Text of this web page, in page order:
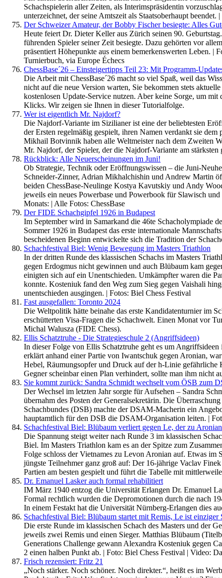
Schachspielerin aller Zeiten, als Interimspräsidentin
unterzeichnet, der seine Amtszeit als Staatsoberhaupt beendet.
Der Schweizer Amateur, der Bobby Fischer besiegte: Alles
Heute feiert Dr. Dieter Keller aus Zürich seinen 90.
führenden Spieler seiner Zeit besiegte. Dazu gehörten vor
präsentiert Höhepunkte aus einem bemerkenswerten Leben.
Turnierbuch, via Europe Échecs
ChessBase´26 – Einsteigertipps Teil 23: Mit Programm-
Die Arbeit mit ChessBase´26 macht so viel Spaß, weil das
nicht auf die neue Version warten, Sie bekommen stets
kostenlosen Update-Service nutzen. Aber keine Sorge, um
Klicks. Wir zeigen sie Ihnen in dieser Tutorialfolge.
Wer ist eigentlich Mr. Najdorf?
Die Najdorf-Variante im Sizilianer ist eine der beliebtesten
der Ersten regelmäßig gespielt, ihren Namen verdankt sie
Mikhail Botvinnik haben alle Weltmeister nach dem Zweiten
Mr. Najdorf, der Spieler, der die Najdorf-Variante am
Rückblick: Alle Neuerscheinungen im Juni!
Ob Strategie, Technik oder Eröffnungswissen – die Juni-
Schneider-Zinner, Adrian Mikhalchishin und Andrew Martin
beiden ChessBase-Neulinge Kostya Kavutskiy und Andy
jeweils ein neues Powerbase und Powerbook für Slawisch
Monats: | Alle Fotos: ChessBase
Der FIDE Schachgipfel 1926 in Budapest
Im September wird in Samarkand die 46te Schacholympiade
Sommer 1926 in Budapest das erste internationale
bescheidenen Beginn entwickelte sich die Tradition der
Schachfestival Biel: Wenig Bewegung im Masters Triathlon
In der dritten Runde des klassischen Schachs im Masters
gegen Erdogmus nicht gewinnen und auch Blübaum kam
einigten sich auf ein Unentschieden. Umkämpfter waren die
konnte. Kosteniuk fand den Weg zum Sieg gegen Vaishali
unentschieden ausgingen. | Fotos: Biel Chess Festival
Fast ausgefallen: Toronto 2024
Die Weltpolitik hätte beinahe das erste Kandidatenturnier im
erschütterten Visa-Fragen die Schachwelt. Einen Monat vor
Michal Walusza (FIDE Chess).
Ellis Schatztruhe - Die Strategieschule 2 (Angriffsideen)
In dieser Folge von Ellis Schatztruhe geht es um
erklärt anhand einer Partie von Iwantschuk gegen Aronian,
Hebel, Räumungsopfer und Druck auf der h-Linie
Gegner scheinbar einen Plan verhindert, sollte man ihm nicht
Sie kommt zurück: Sandra Schmidt wechselt vom ÖSB zum
Der Wechsel im letzten Jahr sorgte für Aufsehen – Sandra
übernahm des Posten der Generalsekretärin. Die
Schachbundes (DSB) machte der DSAM-Macherin ein
hauptamtlich für den DSB die DSAM-Organisation leiten. |
Schachfestival Biel: Blübaum verliert gegen Le, der zu
Die Spannung steigt weiter nach Runde 3 im klassischen
Biel. Im Masters Triathlon kam es an der Spitze zum
Folge schloss der Vietnames zu Levon Aronian auf. Etwas im
jüngste Teilnehmer ganz groß auf: Der 16-jährige Vaclav
Partien am besten gespielt und führt die Tabelle mit
Dr. Emanuel Lasker auch formal rehabilitiert
IM März 1940 entzog die Universität Erlangen Dr. Emanuel
Formal rechtlich wurden die Depromotionen durch die nach
In einem Festakt hat die Universität Nürnberg-Erlangen dies
Schachfestival Biel: Blübaum startet mit Remis, Le ist einziger
Die erste Runde im klassischen Schach des Masters und der
jeweils zwei Remis und einen Sieger. Matthias Blübaum
Generations Challenge gewann Alexandra Kosteniuk gegen
2 einen halben Punkt ab. | Foto: Biel Chess Festival | Video:
Frisch rezensiert: Fritz 21
„Noch stärker. Noch schöner. Noch direkter.“, heißt es im